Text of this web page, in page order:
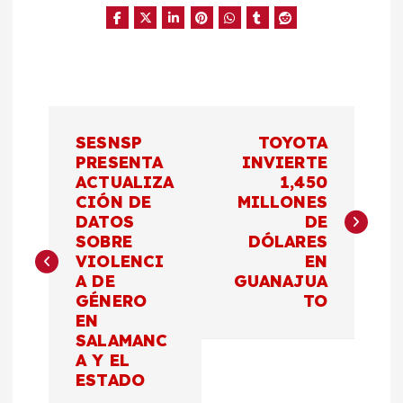
e
SESNSP
PRESENTA
ACTUALIZA
CIÓN DE
DATOS
SOBRE
VIOLENCI
A DE
GÉNERO
EN
SALAMANC
A Y EL
ESTADO
TOYOTA
INVIERTE
1,450
MILLONES
DE
DÓLARES
EN
GUANAJUA
TO